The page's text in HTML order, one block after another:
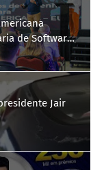
de Software;
Jair